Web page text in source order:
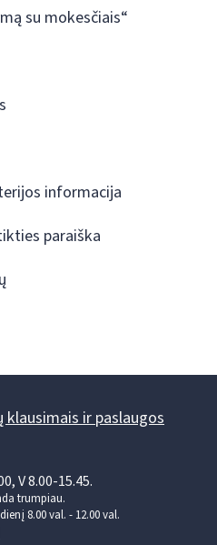
su mokesčiais“
informacija
paraiška
ir paslaugos
V 8.00-15.45.
trumpiau.
8.00 val. - 12.00 val.